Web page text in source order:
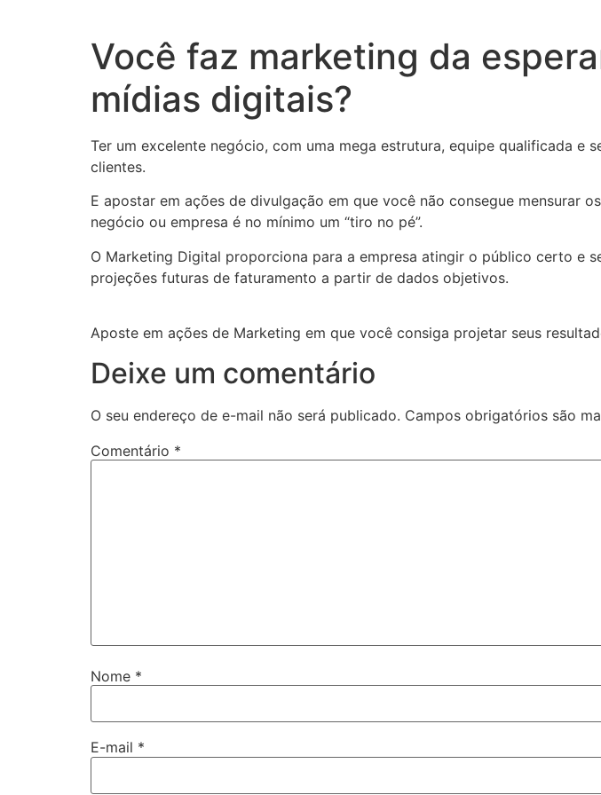
Você faz marketing da
mídias digitais?
Ter um excelente negócio, com uma mega estrutura, equipe qualificada e
clientes.
E apostar em ações de divulgação em que você não consegue mensurar
negócio ou empresa é no mínimo um “tiro no pé”.
O Marketing Digital proporciona para a empresa atingir o público certo e
projeções futuras de faturamento a partir de dados objetivos.
Aposte em ações de Marketing em que você consiga projetar seus
Deixe um comentário
O seu endereço de e-mail não será publicado. Campos obrigatórios são
Comentário *
Nome *
E-mail *